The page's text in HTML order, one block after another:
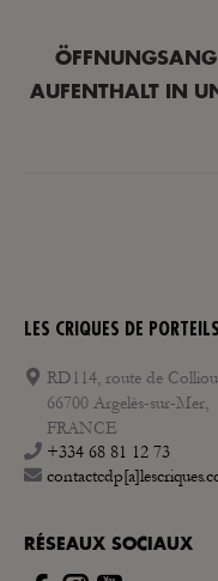
AUFENTHALT IN
LES CRIQUES DE PORTEILS
RD114, route de
66700 Argelès-sur-Mer,
FRANCE
+334 68 81 12 73
RÉSEAUX SOCIAUX